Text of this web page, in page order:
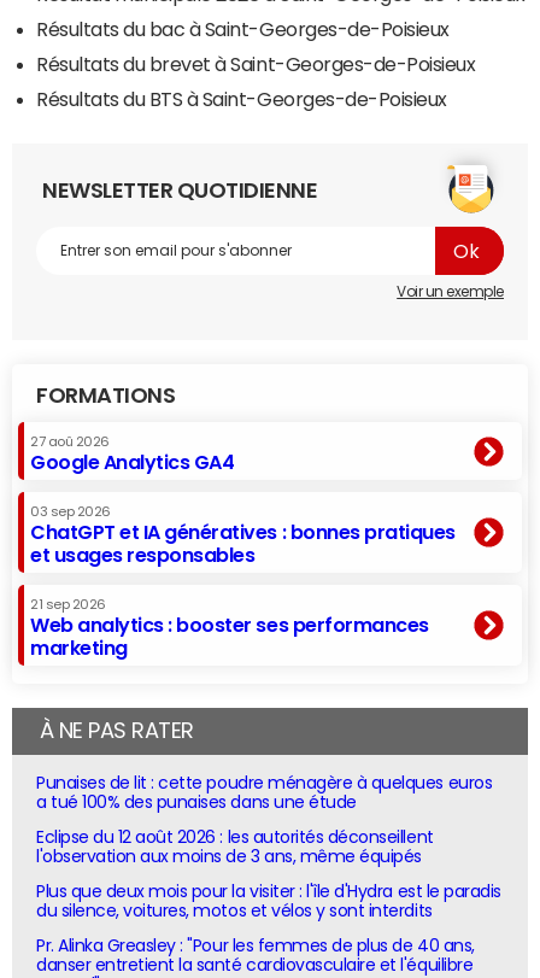
Résultats du bac à Saint-Georges-de-Poisieux
Résultats du brevet à Saint-Georges-de-Poisieux
Résultats du BTS à Saint-Georges-de-Poisieux
NEWSLETTER QUOTIDIENNE
Voir un exemple
FORMATIONS
27 aoû 2026
Google Analytics GA4
03 sep 2026
ChatGPT et IA génératives : bonnes pratiques
et usages responsables
21 sep 2026
Web analytics : booster ses performances
marketing
À NE PAS RATER
Punaises de lit : cette poudre ménagère à quelques euros
a tué 100% des punaises dans une étude
Eclipse du 12 août 2026 : les autorités déconseillent
l'observation aux moins de 3 ans, même équipés
Plus que deux mois pour la visiter : l'île d'Hydra est le paradis
du silence, voitures, motos et vélos y sont interdits
Pr. Alinka Greasley : "Pour les femmes de plus de 40 ans,
danser entretient la santé cardiovasculaire et l'équilibre